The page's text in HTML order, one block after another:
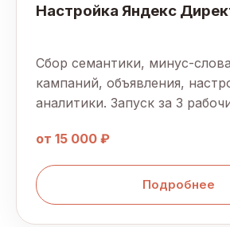
Настройка Яндекс
Сбор семантики, минус-
кампаний, объявления,
аналитики. Запуск за 3
от 15 000 ₽
Подробнее